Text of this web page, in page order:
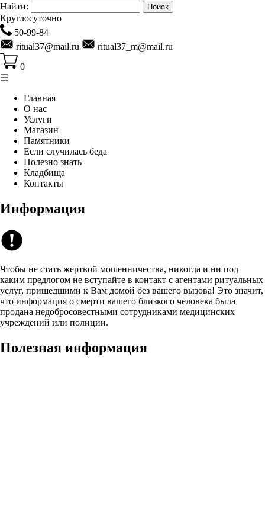
Найти:
Круглосуточно
50-99-84
ritual37@mail.ru
ritual37_m@mail.ru
0
☰
Главная
О нас
Услуги
Магазин
Памятники
Если случилась беда
Полезно знать
Кладбища
Контакты
Информация
Чтобы не стать жертвой мошенничества, никогда и ни под
каким предлогом не вступайте в контакт с агентами ритуальных
услуг, пришедшими к Вам домой без вашего вызова! Это значит,
что информация о смерти вашего близкого человека была
продана недобросовестными сотрудниками медицинских
учреждений или полиции.
Полезная информация